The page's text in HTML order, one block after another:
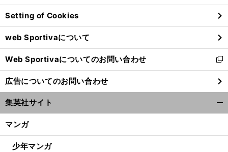
ン
ド
ウ
で
開
く
Setting of Cookies
web Sportivaについて
Web Sportivaについてのお問い合わせ
新
し
い
ウ
ィ
ン
ウ
広告についてのお問い合わせ
集英社サイト
マンガ
少年マンガ